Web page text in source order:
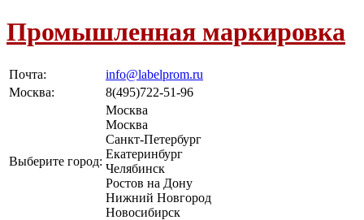
Промышленная маркировка
Почта:
info@labelprom.ru
Москва: 8(495)722-51-96
Выберите город:
Москва
Москва
Санкт-Петербург
Екатеринбург
Челябинск
Ростов на Дону
Нижний Новгород
Новосибирск